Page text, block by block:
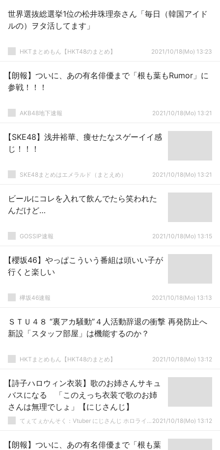
世界選抜総選挙1位の松井珠理奈さん「毎日（韓国アイド
ルの）ヲタ活してます」
HKTまとめもん【HKT48のまとめ】 2021/10/18(Mo) 13:23
【朗報】ついに、あの有名俳優まで「根も葉もRumor」に
参戦！！！
AKB48地下速報 2021/10/18(Mo) 13:21
【SKE48】浅井裕華、痩せたなスゲーイイ感
じ！！！
SKE48まとめはエメラルド（まとえめ） 2021/10/18(Mo) 13:21
ビールにコレを入れて飲んでたら笑われた
んだけど…
GOSSIP速報 2021/10/18(Mo) 13:15
【櫻坂46】やっぱこういう番組は頭いい子が
行くと楽しい
欅坂46速報 2021/10/18(Mo) 13:13
ＳＴＵ４８ “裏アカ騒動”４人活動辞退の衝撃 再発防止へ
新設「スタッフ部屋」は機能するのか？
HKTまとめもん【HKT48のまとめ】 2021/10/18(Mo) 13:12
【詩子ハロウィン衣装】歌のお姉さんサキュ
バスになる 「このえっち衣装で歌のお姉
さんは無理でしょ」【にじさんじ】
てぇてぇかんそく：Vtuber にじさんじ ホロライブまとめ 2021/10/18(Mo) 13:12
【朗報】ついに、あの有名俳優まで「根も葉